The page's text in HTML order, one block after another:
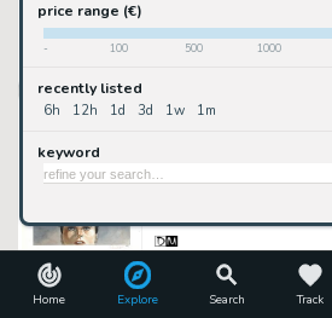
Home Explore Search Track
price range (€)
- 100 500 1000
recently listed
6h 12h 1d 3d 1w 1m
keyword
Joël Parnotte